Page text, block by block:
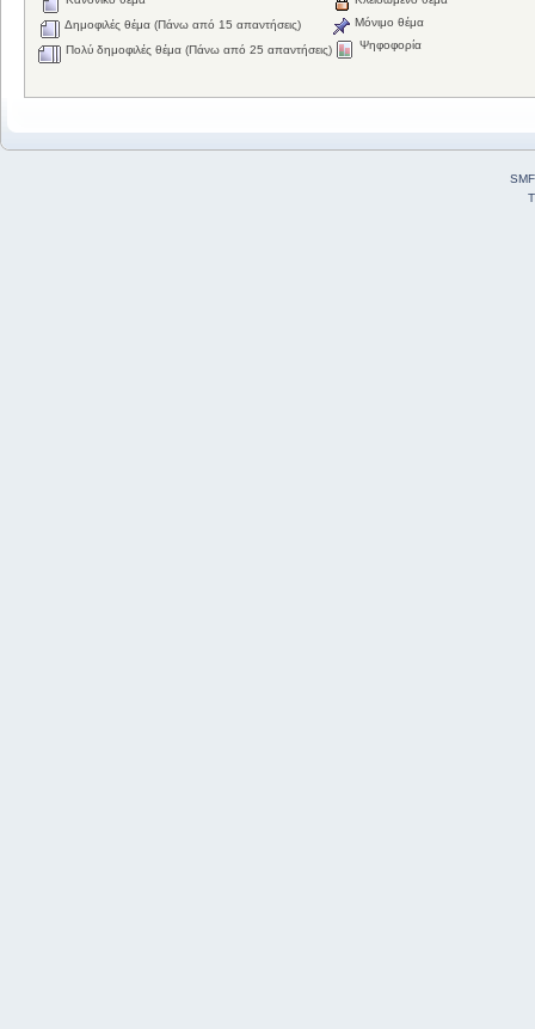
Δημοφιλές θέμα (Πάνω από 15 απαντήσεις)
Πολύ δημοφιλές θέμα (Πάνω από 25 απαντήσεις)
Μόνιμο θέμα
Ψηφοφορία